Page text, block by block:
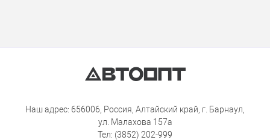
Наш адрес: 656006, Россия, Алтайский край, г. Барнаул,
ул. Малахова 157а
Тел: (3852) 202-999